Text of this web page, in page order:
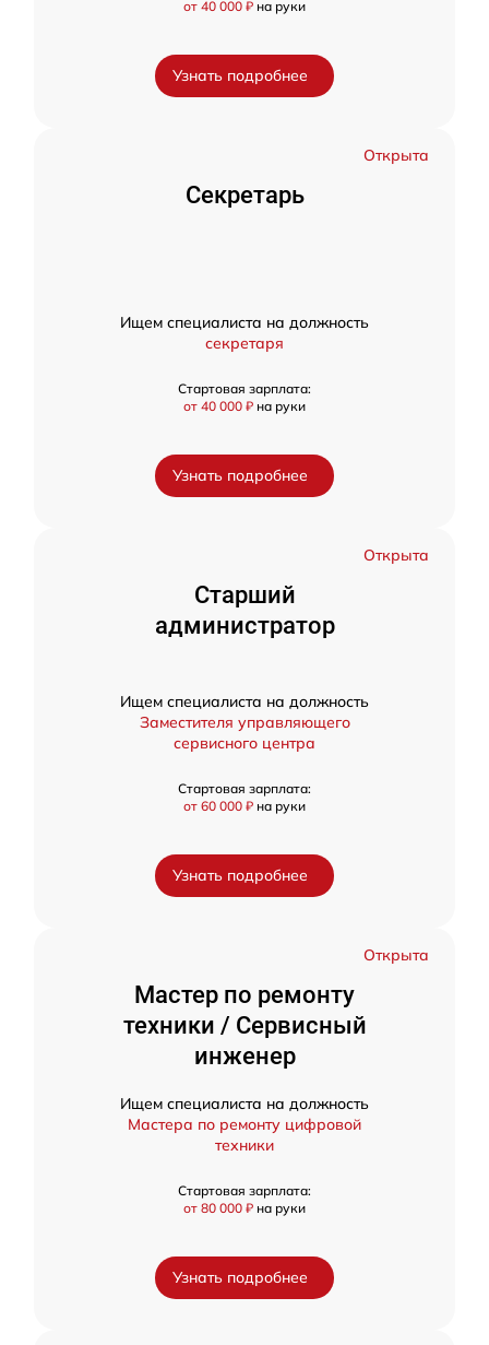
от 40 000 ₽ на руки
Узнать подробнее
Открыта
Секретарь
Ищем специалиста на должность
секретаря
Стартовая зарплата:
от 40 000 ₽ на руки
Узнать подробнее
Открыта
Старший
администратор
Ищем специалиста на должность
Заместителя управляющего
сервисного центра
Стартовая зарплата:
от 60 000 ₽ на руки
Узнать подробнее
Открыта
Мастер по ремонту
техники / Сервисный
инженер
Ищем специалиста на должность
Мастера по ремонту цифровой
техники
Стартовая зарплата:
от 80 000 ₽ на руки
Узнать подробнее